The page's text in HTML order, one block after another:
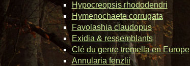
Hypocreopsis rhododendri
Hymenochaete corrugata
Favolashia claudopus
Exidia & ressemblants
Clé du genre tremella en Europe
Annularia fenzlii